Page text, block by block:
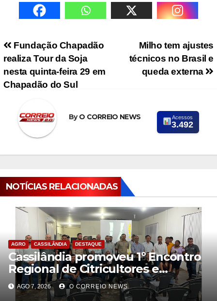
Navegação de PostMilho tem ajustes
técnicos no Brasil e
queda externa
Fundação Chapadão
realiza Tour da Soja
nesta quinta-feira 29 em
Chapadão do Sul
ByO CORREIO NEWS Acessos
3.492
NOTÍCIAS RELACIONADAS
AGRO CASSILÂNDIA DESTAQUE
Cassilândia promoveu 1º Encontro
Regional de Citricultores e
fortalece o desenvolvimento da
citricultura
AGO 7, 2026 O CORREIO NEWS